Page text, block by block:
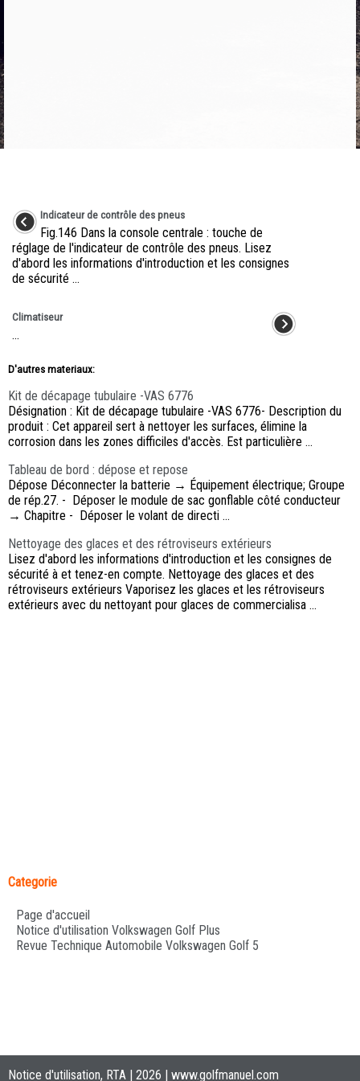
Indicateur de contrôle des pneus
Fig.146 Dans la console centrale : touche de
réglage de l'indicateur de contrôle des pneus. Lisez
d'abord les informations d'introduction et les consignes
de sécurité ...
Climatiseur
...
D'autres materiaux:
Kit de décapage tubulaire -VAS 6776
Désignation : Kit de décapage tubulaire -VAS 6776- Description du
produit : Cet appareil sert à nettoyer les surfaces, élimine la
corrosion dans les zones difficiles d'accès. Est particulière ...
Tableau de bord : dépose et repose
Dépose Déconnecter la batterie → Équipement électrique; Groupe
de rép.27. - Déposer le module de sac gonflable côté conducteur
→ Chapitre - Déposer le volant de directi ...
Nettoyage des glaces et des rétroviseurs extérieurs
Lisez d'abord les informations d'introduction et les consignes de
sécurité à et tenez-en compte. Nettoyage des glaces et des
rétroviseurs extérieurs Vaporisez les glaces et les rétroviseurs
extérieurs avec du nettoyant pour glaces de commercialisa ...
Categorie
Page d'accueil
Notice d'utilisation Volkswagen Golf Plus
Revue Technique Automobile Volkswagen Golf 5
Notice d'utilisation, RTA | 2026 | www.golfmanuel.com